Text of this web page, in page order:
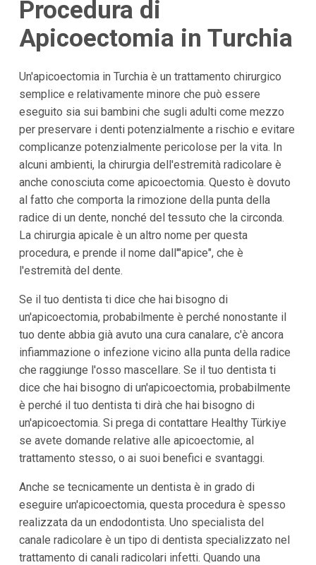
Procedura di
Apicoectomia in Turchia
Un'apicoectomia in Turchia è un trattamento chirurgico
semplice e relativamente minore che può essere
eseguito sia sui bambini che sugli adulti come mezzo
per preservare i denti potenzialmente a rischio e evitare
complicanze potenzialmente pericolose per la vita. In
alcuni ambienti, la chirurgia dell'estremità radicolare è
anche conosciuta come apicoectomia. Questo è dovuto
al fatto che comporta la rimozione della punta della
radice di un dente, nonché del tessuto che la circonda.
La chirurgia apicale è un altro nome per questa
procedura, e prende il nome dall'"apice", che è
l'estremità del dente.
Se il tuo dentista ti dice che hai bisogno di
un'apicoectomia, probabilmente è perché nonostante il
tuo dente abbia già avuto una cura canalare, c'è ancora
infiammazione o infezione vicino alla punta della radice
che raggiunge l'osso mascellare. Se il tuo dentista ti
dice che hai bisogno di un'apicoectomia, probabilmente
è perché il tuo dentista ti dirà che hai bisogno di
un'apicoectomia. Si prega di contattare Healthy Türkiye
se avete domande relative alle apicoectomie, al
trattamento stesso, o ai suoi benefici e svantaggi.
Anche se tecnicamente un dentista è in grado di
eseguire un'apicoectomia, questa procedura è spesso
realizzata da un endodontista. Uno specialista del
canale radicolare è un tipo di dentista specializzato nel
trattamento di canali radicolari infetti. Quando una